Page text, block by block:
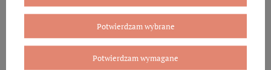
Potwierdzam wybrane
Potwierdzam wymagane